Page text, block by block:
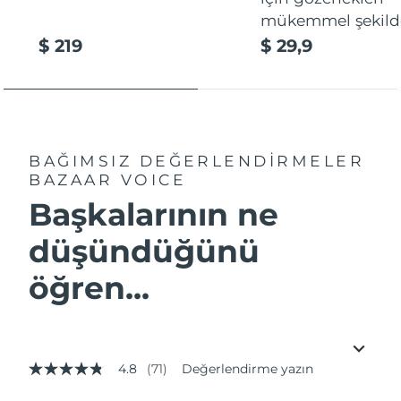
$ 219
mükemmel
$ 29,9
BAĞIMSIZ DEĞERLENDİRMELER
BAZAAR VOICE
Başkalarının ne
düşündüğünü
öğren...
5
4.8 (71) Değerlendirme yazın